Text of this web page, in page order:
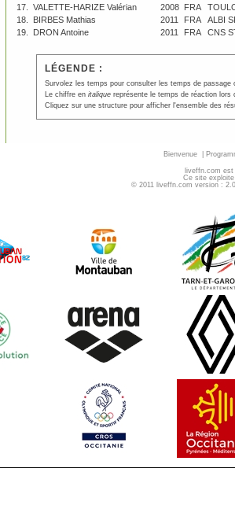
17.
VALETTE-HARIZE Valérian 2008 FRA
18.
BIRBES Mathias 2011 FRA
ALBI
19.
DRON Antoine 2011 FRA CNS
LÉGENDE :
Survolez les temps pour consulter les temps de
Le chiffre en italiquereprésente le temps de réaction lors
Cliquez sur une structure pour afficher l'ensemble des
Bienvenue
liveffn.com
Ce site
© 2011 liveffn.com version :